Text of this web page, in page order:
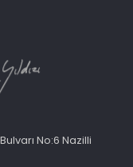
No:6 Nazilli